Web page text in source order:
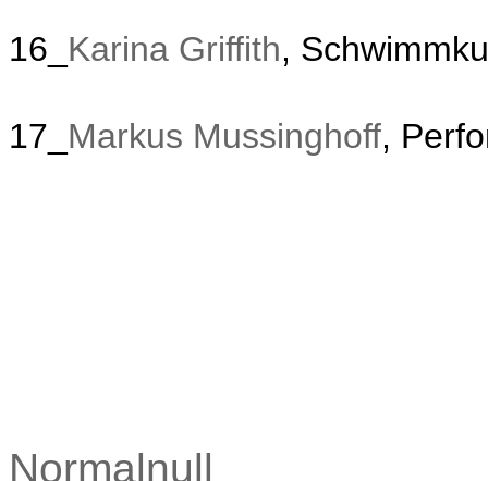
16_ Karina Griffith,
17_ Markus Mussinghoff,
Normalnull